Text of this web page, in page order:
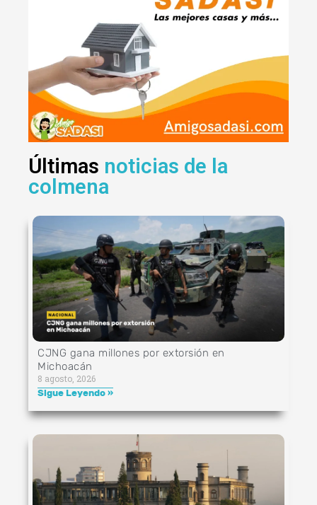
Últimas noticias de la
colmena
CJNG gana millones por extorsión en
Michoacán
8 agosto, 2026
Sigue Leyendo »